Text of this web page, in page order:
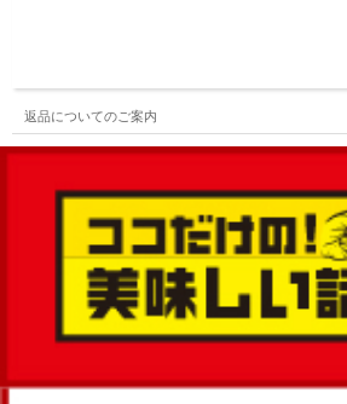
返品についてのご案内